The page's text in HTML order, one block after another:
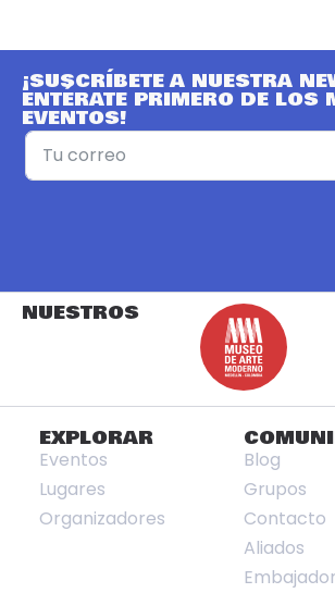
¡SUSCRÍBETE A NUESTRA
ENTÉRATE PRIMERO DE LOS
EVENTOS!
NUESTROS
EXPLORAR
Eventos
Lugares
Organizadores
Blog
Grupos
Contacto
Aliados